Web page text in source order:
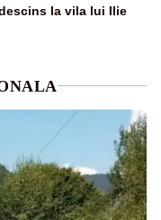
la vila lui Ilie